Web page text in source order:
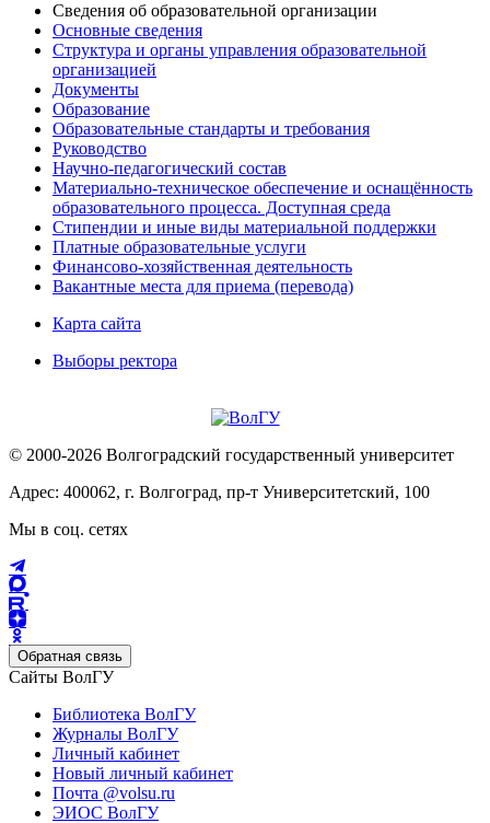
Сведения об образовательной организации
Основные сведения
Структура и органы управления образовательной
организацией
Документы
Образование
Образовательные стандарты и требования
Руководство
Научно-педагогический состав
Материально-техническое обеспечение и оснащённость
образовательного процесса. Доступная среда
Стипендии и иные виды материальной поддержки
Платные образовательные услуги
Финансово-хозяйственная деятельность
Вакантные места для приема (перевода)
Карта сайта
Выборы ректора
© 2000-2026 Волгоградский государственный университет
Адрес: 400062, г. Волгоград, пр-т Университетский, 100
Мы в соц. сетях
Обратная связь
Сайты ВолГУ
Библиотека ВолГУ
Журналы ВолГУ
Личный кабинет
Новый личный кабинет
Почта @volsu.ru
ЭИОС ВолГУ